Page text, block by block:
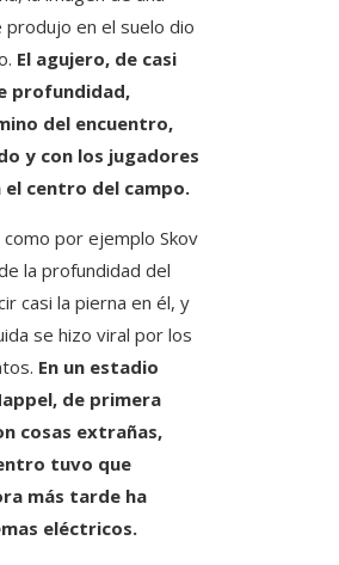
en el suelo dio
El agujero, de casi
profundidad,
del encuentro,
y con los jugadores
el centro del campo.
por ejemplo Skov
la profundidad del
casi la pierna en él, y
se hizo viral por los
En un estadio
de primera
cosas extrañas,
tuvo que
más tarde ha
eléctricos.